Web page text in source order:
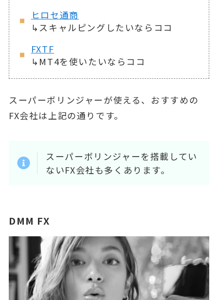
ヒロセ通商
↳スキャルピングしたいならココ
FXTF
↳MT4を使いたいならココ
スーパーボリンジャーが使える、おすすめの
FX会社は上記の通りです。
スーパーボリンジャーを搭載してい
ないFX会社も多くあります。
DMM FX